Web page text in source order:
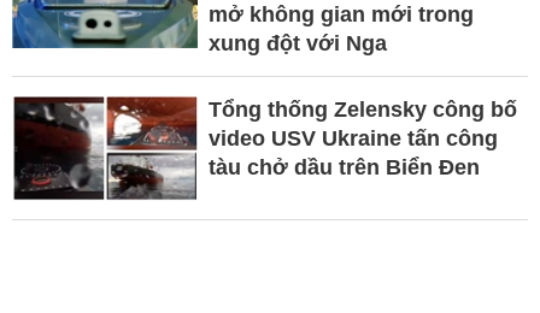
mở không gian mới trong
xung đột với Nga
Tổng thống Zelensky công bố
video USV Ukraine tấn công
tàu chở dầu trên Biển Đen